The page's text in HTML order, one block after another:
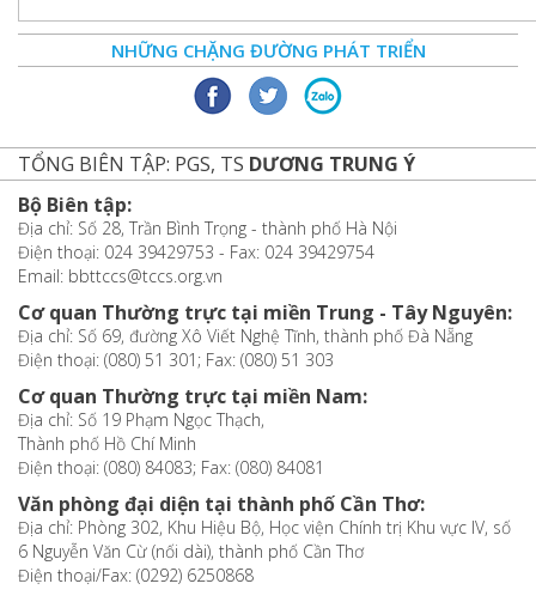
NHỮNG CHẶNG ĐƯỜNG PHÁT TRIỂN
TỔNG BIÊN TẬP: PGS, TS DƯƠNG TRUNG Ý
Bộ Biên tập:
Địa chỉ: Số 28, Trần Bình Trọng - thành phố Hà Nội
Điện thoại: 024 39429753 - Fax: 024 39429754
Email: bbttccs@tccs.org.vn
Cơ quan Thường trực tại miền Trung - Tây Nguyên:
Địa chỉ: Số 69, đường Xô Viết Nghệ Tĩnh, thành phố Đà Nẵng
Điện thoại: (080) 51 301; Fax: (080) 51 303
Cơ quan Thường trực tại miền Nam:
Địa chỉ: Số 19 Phạm Ngọc Thạch,
Thành phố Hồ Chí Minh
Điện thoại: (080) 84083; Fax: (080) 84081
Văn phòng đại diện tại thành phố Cần Thơ:
Địa chỉ: Phòng 302, Khu Hiệu Bộ, Học viện Chính trị Khu vực IV, số
6 Nguyễn Văn Cừ (nối dài), thành phố Cần Thơ
Điện thoại/Fax: (0292) 6250868